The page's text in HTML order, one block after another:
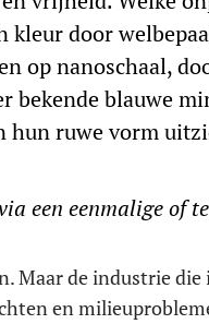
door
op nanoschaal,
bekende blauwe
ruwe vorm
een eenmalige of
Maar de industrie die
en